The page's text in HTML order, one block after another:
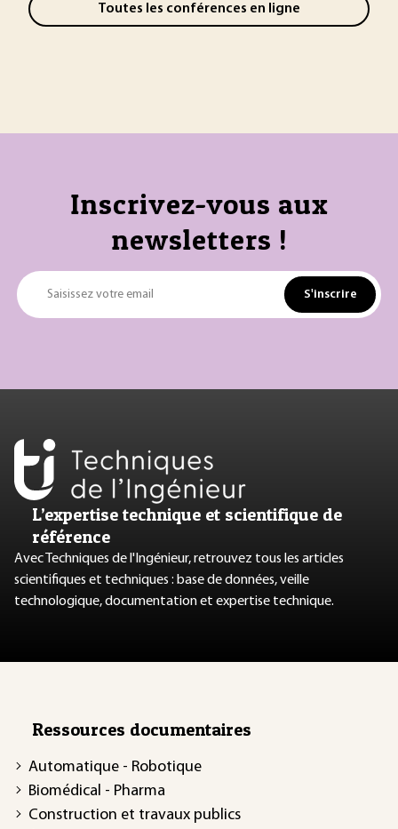
Toutes les conférences en ligne
Inscrivez-vous aux
newsletters !
Saisissez votre email S'inscrire
L’expertise technique et scientifique de
référence
Avec Techniques de l'Ingénieur, retrouvez tous les articles
scientifiques et techniques : base de données, veille
technologique, documentation et expertise technique.
Ressources documentaires
Automatique - Robotique
Biomédical - Pharma
Construction et travaux publics